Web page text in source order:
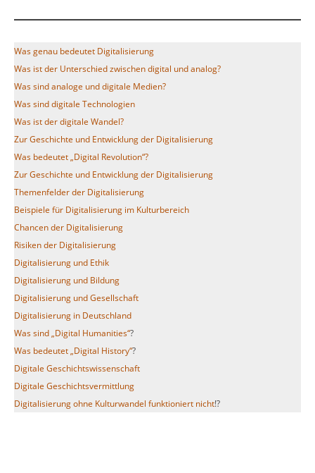
Was genau bedeutet Digitalisierung
Was ist der Unterschied zwischen digital und analog?
Was sind analoge und digitale Medien?
Was sind digitale Technologien
Was ist der digitale Wandel?
Zur Geschichte und Entwicklung der Digitalisierung
Was bedeutet „Digital Revolution“?
Zur Geschichte und Entwicklung der Digitalisierung
Themenfelder der Digitalisierung
Beispiele für Digitalisierung im Kulturbereich
Chancen der Digitalisierung
Risiken der Digitalisierung
Digitalisierung und Ethik
Digitalisierung und Bildung
Digitalisierung und Gesellschaft
Digitalisierung in Deutschland
Was sind „Digital Humanities“?
Was bedeutet „Digital History“?
Digitale Geschichtswissenschaft
Digitale Geschichtsvermittlung
Digitalisierung ohne Kulturwandel funktioniert nicht!?